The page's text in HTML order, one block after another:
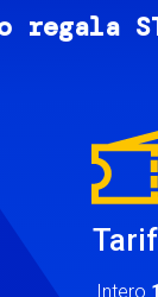
Intero